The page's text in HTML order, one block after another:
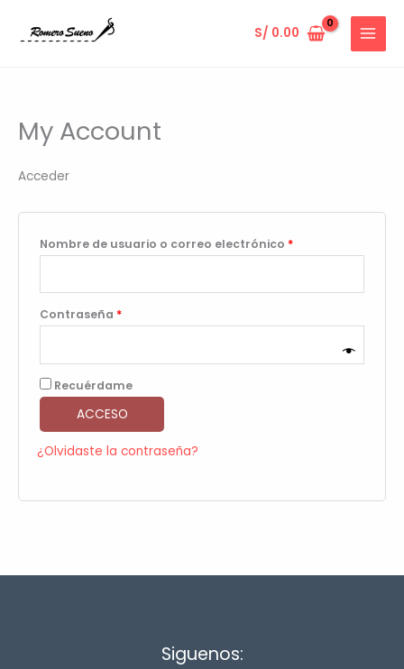
S/ 0.00
My Account
Acceder
Nombre de usuario o correo electrónico *Obligatorio
Contraseña *Obligatorio
Recuérdame
ACCESO
¿Olvidaste la contraseña?
Siguenos: